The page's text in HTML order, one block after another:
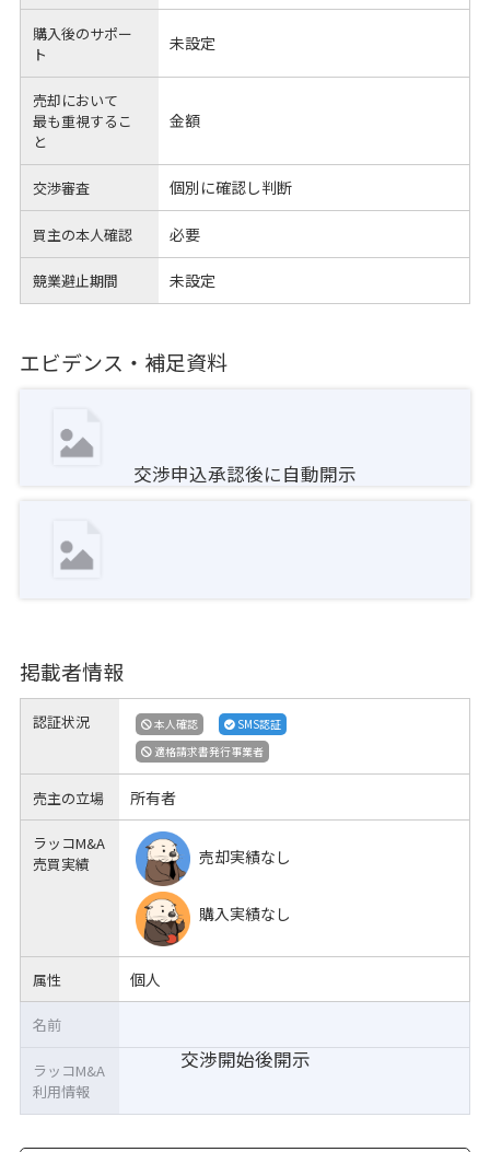
購入後のサポー
ト
未設定
売却において
最も重視するこ
と
金額
交渉審査 個別に確認し判断
買主の本人確認 必要
競業避止期間 未設定
エビデンス・補足資料
交渉申込承認後に自動開示
掲載者情報
認証状況 本人確認
SMS認証
適格請求書発行事業者
売主の立場 所有者
ラッコM&A
売買実績
売却実績なし
購入実績なし
属性 個人
交渉開始後開示
名前
ラッコM&A
利用情報